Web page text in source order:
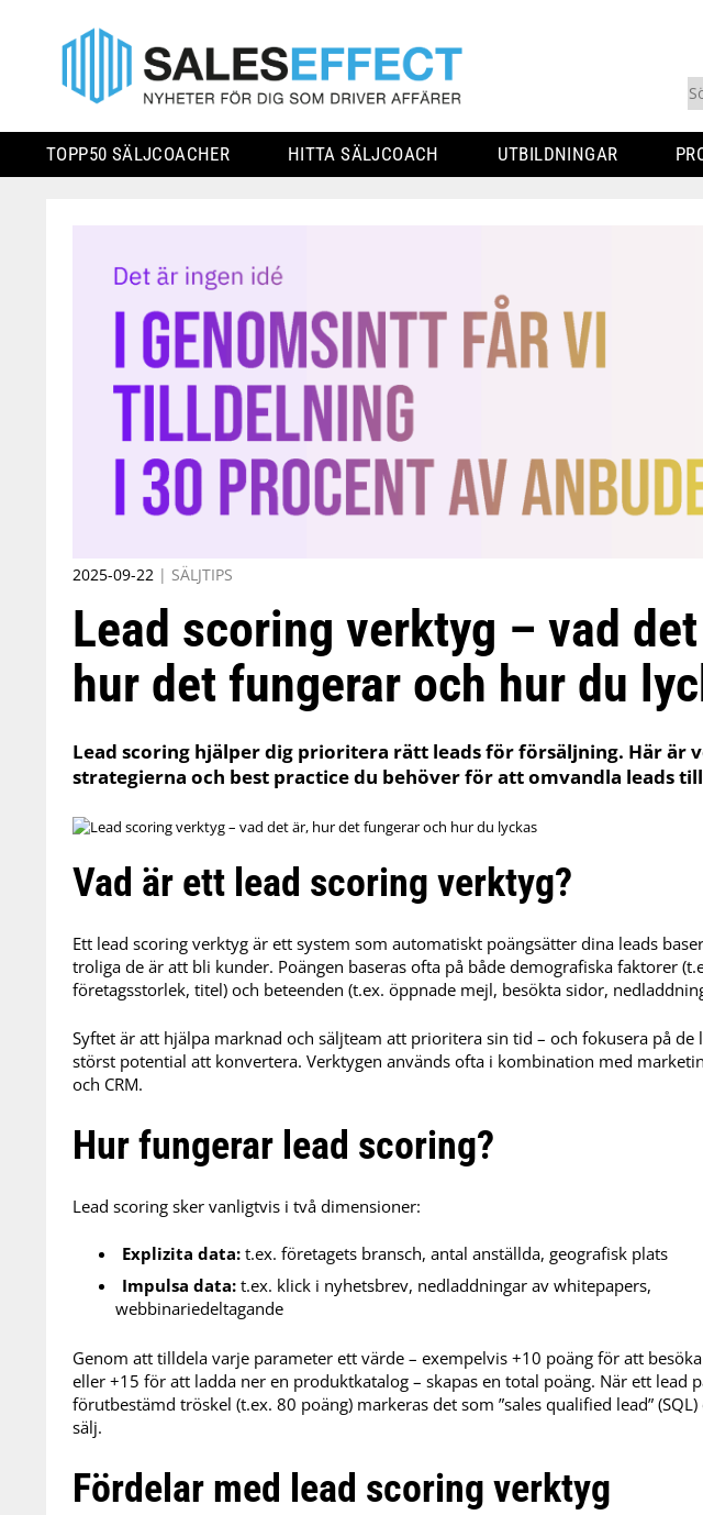
TOPP50 SÄLJCOACHER HITTA SÄLJCOACH UTBILDNINGAR
content
2025-09-22 | SÄLJTIPS
Lead scoring verktyg – vad det
hur det fungerar och hur du
Lead scoring hjälper dig prioritera rätt leads för försäljning. Här är
strategierna och best practice du behöver för att omvandla leads
Vad är ett lead scoring verktyg?
Ett lead scoring verktyg är ett system som automatiskt poängsätter dina leads
troliga de är att bli kunder. Poängen baseras ofta på både demografiska faktorer
företagsstorlek, titel) och beteenden (t.ex. öppnade mejl, besökta sidor,
Syftet är att hjälpa marknad och säljteam att prioritera sin tid – och fokusera på de
störst potential att konvertera. Verktygen används ofta i kombination med
och CRM.
Hur fungerar lead scoring?
Lead scoring sker vanligtvis i två dimensioner:
Explizita data: t.ex. företagets bransch, antal anställda, geografisk plats
Impulsa data: t.ex. klick i nyhetsbrev, nedladdningar av whitepapers,
webbinariedeltagande
Genom att tilldela varje parameter ett värde – exempelvis +10 poäng för att
eller +15 för att ladda ner en produktkatalog – skapas en total poäng. När ett lead
förutbestämd tröskel (t.ex. 80 poäng) markeras det som ”sales qualified lead”
sälj.
Fördelar med lead scoring verktyg